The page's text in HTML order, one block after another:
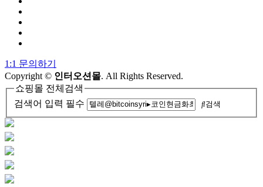
1:1 문의하기
Copyright © 인터오션몰. All Rights Reserved.
쇼핑몰 전체검색
검색어 입력 필수
검색